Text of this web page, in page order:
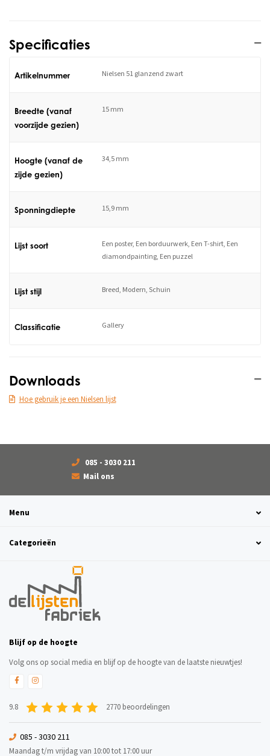
Specificaties
Artikelnummer Nielsen 51 glanzend zwart
Breedte (vanaf
voorzijde gezien)
15 mm
Hoogte (vanaf de
zijde gezien)
34,5 mm
Sponningdiepte 15,9 mm
Lijst soort
Een poster, Een borduurwerk, Een T-shirt, Een
diamondpainting, Een puzzel
Lijst stijl Breed, Modern, Schuin
Classificatie Gallery
Downloads
Hoe gebruik je een Nielsen lijst
085 - 3030 211
Mail ons
Menu
Categorieën
Blijf op de hoogte
Volg ons op social media en blijf op de hoogte van de laatste nieuwtjes!
9.8 2770 beoordelingen
085 - 3030 211
Maandag t/m vrijdag van 10:00 tot 17:00 uur